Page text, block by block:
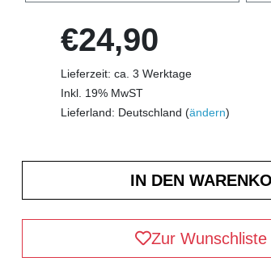
€24,90
Lieferzeit: ca. 3 Werktage
Inkl. 19% MwST
Lieferland: Deutschland (ändern)
Zur